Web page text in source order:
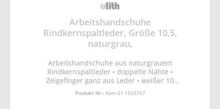
Arbeitshandschuhe
Rindkernspaltleder, Größe 10,5,
naturgrau,
Arbeitshandschuhe aus naturgrauem
Rindkernspaltleder • doppelte Nähte •
Zeigefinger ganz aus Leder • weißer 10
Unzen Canvasrücken- und -
Produkt Nr.: Kom-21-1533767